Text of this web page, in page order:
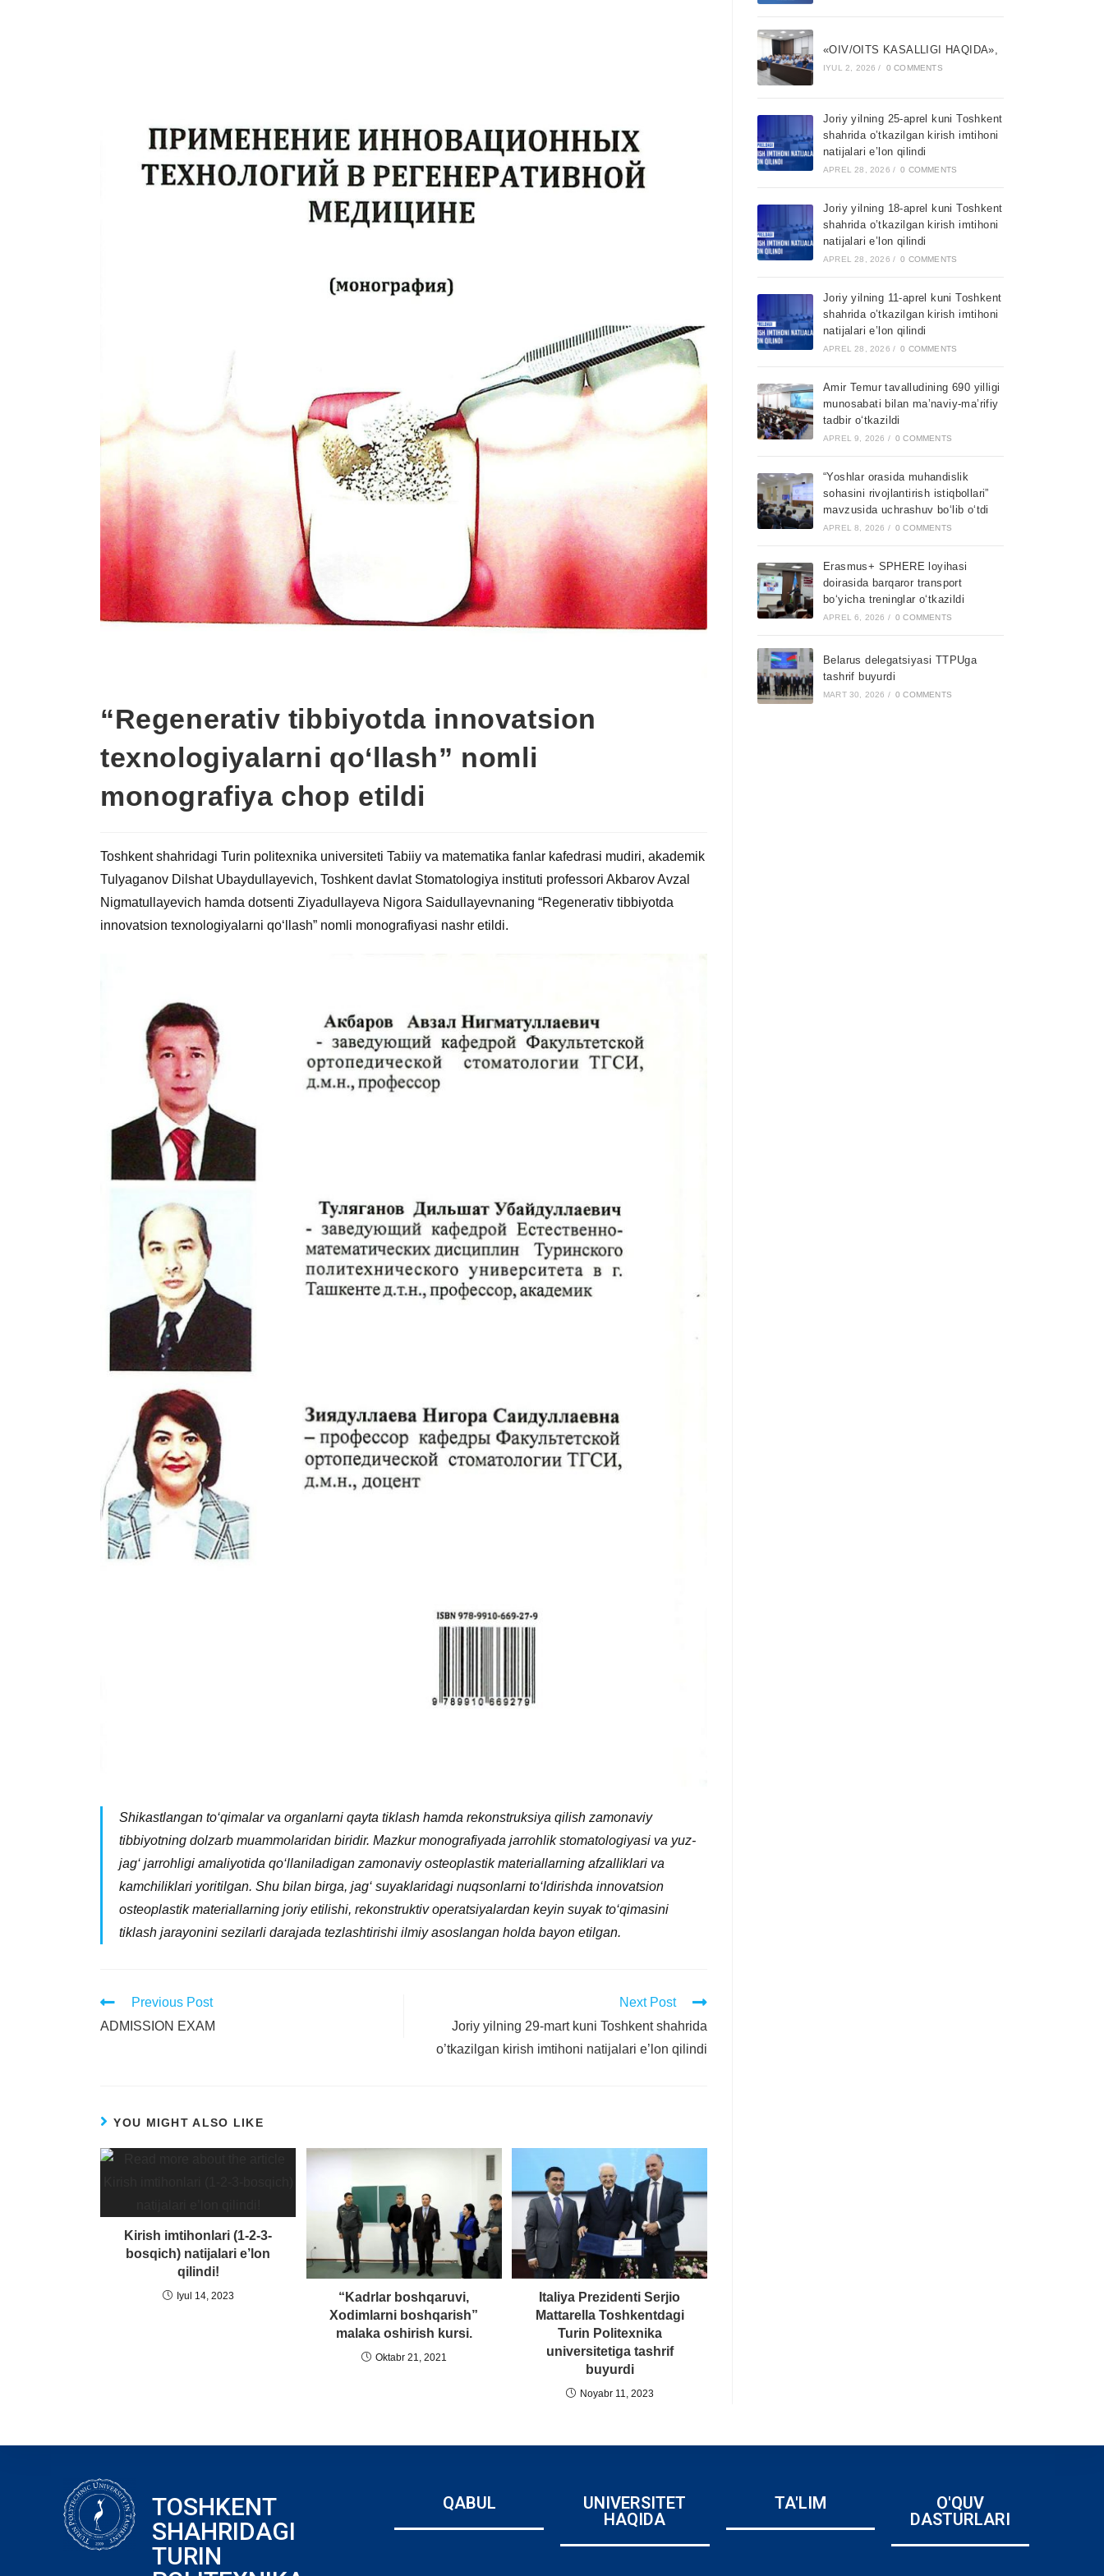
“Regenerativ tibbiyotda innovatsion
texnologiyalarni qo‘llash” nomli
monografiya chop etildi
Toshkent shahridagi Turin politexnika universiteti Tabiiy va matematika fanlar kafedrasi mudiri, akademik
Tulyaganov Dilshat Ubaydullayevich, Toshkent davlat Stomatologiya instituti professori Akbarov Avzal
Nigmatullayevich hamda dotsenti Ziyadullayeva Nigora Saidullayevnaning “Regenerativ tibbiyotda
innovatsion texnologiyalarni qo‘llash” nomli monografiyasi nashr etildi.
Shikastlangan to‘qimalar va organlarni qayta tiklash hamda rekonstruksiya qilish zamonaviy
tibbiyotning dolzarb muammolaridan biridir. Mazkur monografiyada jarrohlik stomatologiyasi va yuz-
jag‘ jarrohligi amaliyotida qo‘llaniladigan zamonaviy osteoplastik materiallarning afzalliklari va
kamchiliklari yoritilgan. Shu bilan birga, jag‘ suyaklaridagi nuqsonlarni to‘ldirishda innovatsion
osteoplastik materiallarning joriy etilishi, rekonstruktiv operatsiyalardan keyin suyak to‘qimasini
tiklash jarayonini sezilarli darajada tezlashtirishi ilmiy asoslangan holda bayon etilgan.
Previous Post
ADMISSION EXAM
Next Post
Joriy yilning 29-mart kuni Toshkent shahrida
o’tkazilgan kirish imtihoni natijalari e’lon qilindi
YOU MIGHT ALSO LIKE
Kirish imtihonlari (1-2-3-
bosqich) natijalari e’lon
qilindi!
Iyul 14, 2023
“Kadrlar boshqaruvi,
Xodimlarni boshqarish”
malaka oshirish kursi.
Oktabr 21, 2021
Italiya Prezidenti Serjio
Mattarella Toshkentdagi
Turin Politexnika
universitetiga tashrif
buyurdi
Noyabr 11, 2023
«OIV/OITS KASALLIGI HAQIDA»,
IYUL 2, 2026 / 0 COMMENTS
Joriy yilning 25-aprel kuni Toshkent
shahrida o’tkazilgan kirish imtihoni
natijalari e’lon qilindi
APREL 28, 2026 / 0 COMMENTS
Joriy yilning 18-aprel kuni Toshkent
shahrida o’tkazilgan kirish imtihoni
natijalari e’lon qilindi
APREL 28, 2026 / 0 COMMENTS
Joriy yilning 11-aprel kuni Toshkent
shahrida o’tkazilgan kirish imtihoni
natijalari e’lon qilindi
APREL 28, 2026 / 0 COMMENTS
Amir Temur tavalludining 690 yilligi
munosabati bilan ma’naviy-ma’rifiy
tadbir o‘tkazildi
APREL 9, 2026 / 0 COMMENTS
“Yoshlar orasida muhandislik
sohasini rivojlantirish istiqbollari”
mavzusida uchrashuv bo‘lib o‘tdi
APREL 8, 2026 / 0 COMMENTS
Erasmus+ SPHERE loyihasi
doirasida barqaror transport
bo‘yicha treninglar o‘tkazildi
APREL 6, 2026 / 0 COMMENTS
Belarus delegatsiyasi TTPUga
tashrif buyurdi
MART 30, 2026 / 0 COMMENTS
TOSHKENT
SHAHRIDAGI
TURIN
QABUL
UNIVERSITET
HAQIDA
TA'LIM
O'QUV
DASTURLARI